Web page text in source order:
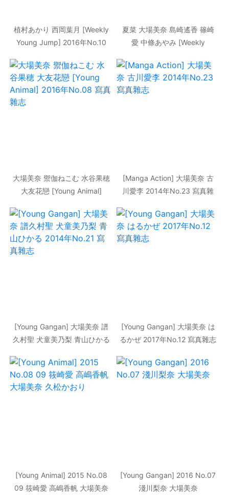
植村あかり 西岡葉月 [Weekly
Young Jump] 2016年No.10
夏菜 大場美奈 島崎遙香 篠崎
愛 中條あやみ [Weekly
雜志
大場美奈 禦伽ねこむ 水谷果穂
大友花戀 [Young Animal]
[Manga Action] 大場美奈 古
川愛李 2014年No.23 寫真雜
[Young Gangan] 大場美奈 譜
久村聖 犬童美乃梨 青山ひかる
[Young Gangan] 大場美奈 は
るかぜ 2017年No.12 寫真雜志
[Young Animal] 2015 No.08
09 筱崎愛 高嶋香帆 大場美奈
[Young Gangan] 2016 No.07
淺川梨奈 大場美奈